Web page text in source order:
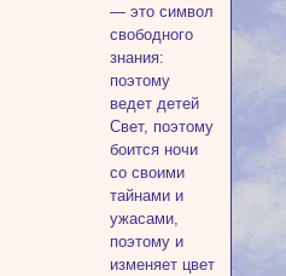
— это символ
свободного
знания:
поэтому
ведет детей
Свет, поэтому
боится ночи
со своими
тайнами и
ужасами,
поэтому и
изменяет цвет